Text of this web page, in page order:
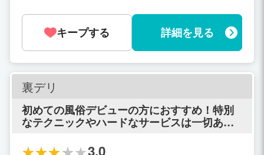
ション料-全額支給 ！ ◎指名料-￥1.000
全額支給！
Kです♪ お昼だけ・夜だけなど 営業時間
のAM09:00～ﾗｽﾄでお好きな時間を選ん
でください♪ 自宅派遣無し、徳島市内の
ホテル派遣限定で安心です！
キープする 詳細を見る
裏デリ
初めての風俗デビューの方におすすめ！特別
なテクニックやハードなサービスは一切あり
3.0